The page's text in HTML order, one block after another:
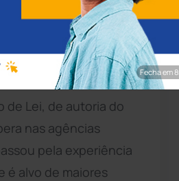
de espera. (Foto: Lay
bastante debatido na
de Lei, de autoria do
nas agências
pela experiência
é alvo de maiores
Fecha em